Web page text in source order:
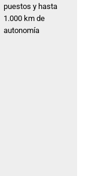
puestos y hasta
1.000 km de
autonomía